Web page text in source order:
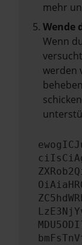
mehr
Wende
Wenn
werden